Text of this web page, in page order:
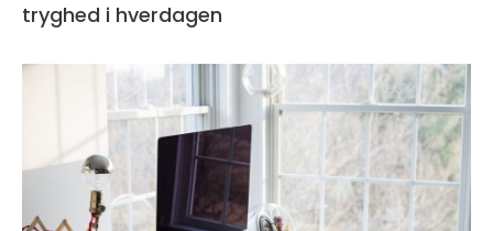
tryghed i hverdagen